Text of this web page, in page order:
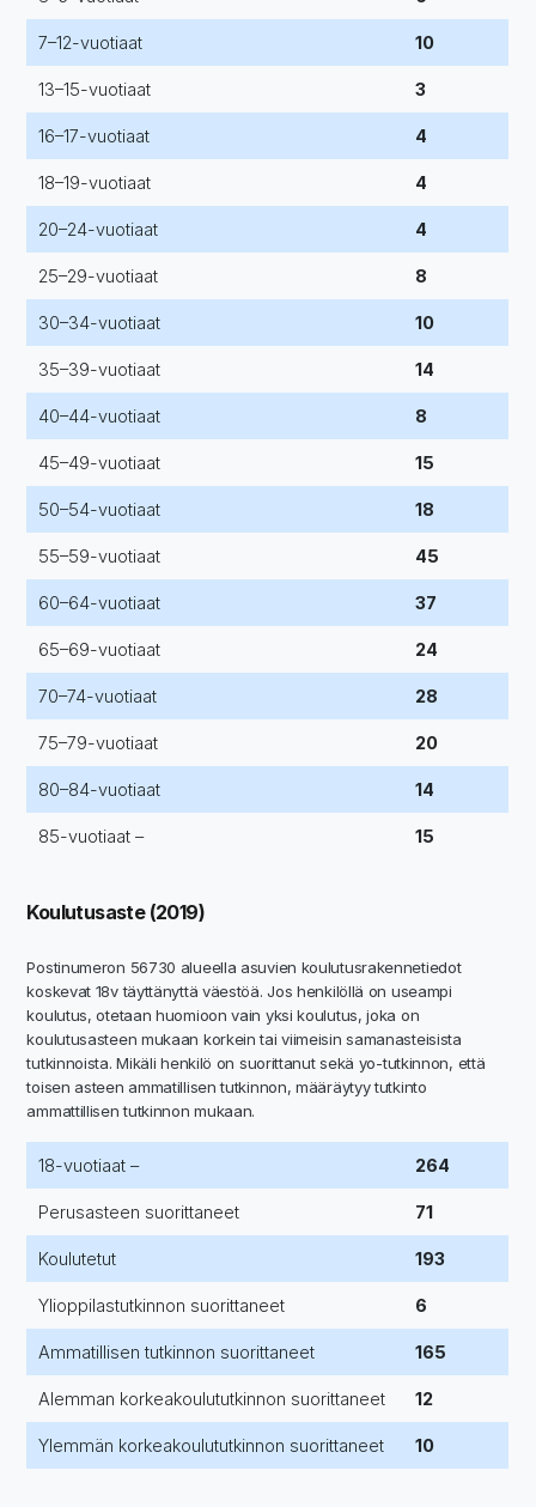
7–12-vuotiaat 10
13–15-vuotiaat 3
16–17-vuotiaat 4
18–19-vuotiaat 4
20–24-vuotiaat 4
25–29-vuotiaat 8
30–34-vuotiaat 10
35–39-vuotiaat 14
40–44-vuotiaat 8
45–49-vuotiaat 15
50–54-vuotiaat 18
55–59-vuotiaat 45
60–64-vuotiaat 37
65–69-vuotiaat 24
70–74-vuotiaat 28
75–79-vuotiaat 20
80–84-vuotiaat 14
85-vuotiaat – 15
Koulutusaste (2019)
Postinumeron 56730 alueella asuvien koulutusrakennetiedot
koskevat 18v täyttänyttä väestöä. Jos henkilöllä on useampi
koulutus, otetaan huomioon vain yksi koulutus, joka on
koulutusasteen mukaan korkein tai viimeisin samanasteisista
tutkinnoista. Mikäli henkilö on suorittanut sekä yo-tutkinnon, että
toisen asteen ammatillisen tutkinnon, määräytyy tutkinto
ammattillisen tutkinnon mukaan.
18-vuotiaat – 264
Perusasteen suorittaneet 71
Koulutetut 193
Ylioppilastutkinnon suorittaneet 6
Ammatillisen tutkinnon suorittaneet 165
Alemman korkeakoulututkinnon suorittaneet 12
Ylemmän korkeakoulututkinnon suorittaneet 10